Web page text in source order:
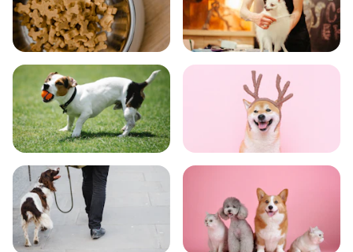
食事 お手入れ
トレーニング グッズ